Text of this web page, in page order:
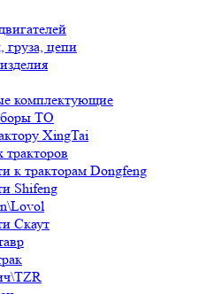
цепи
комплектующие
ТО
XingTai
к тракторам Dongfeng
Shifeng
Скаут